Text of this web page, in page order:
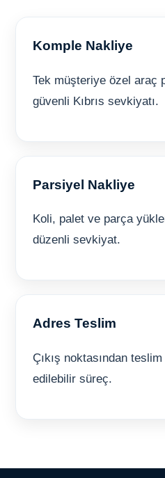
Komple Nakliye
Tek müşteriye özel araç
güvenli Kıbrıs sevkiyatı.
Parsiyel Nakliye
Koli, palet ve parça
düzenli sevkiyat.
Adres Teslim
Çıkış noktasından
edilebilir süreç.